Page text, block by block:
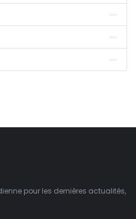
pour les dernières actualités,